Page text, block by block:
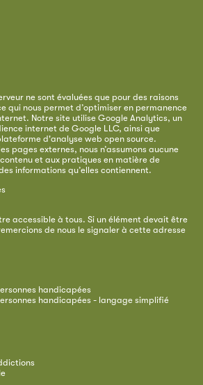
ne sont évaluées que pour des raisons
qui nous permet d’optimiser en permanence
Notre site utilise Google Analytics, un
internet de Google LLC, ainsi que
d'analyse web open source.
pages externes, nous n’assumons aucune
et aux pratiques en matière de
informations qu’elles contiennent.
accessible à tous. Si un élément devait être
de nous le signaler à cette adresse
handicapées
handicapées - langage simplifié